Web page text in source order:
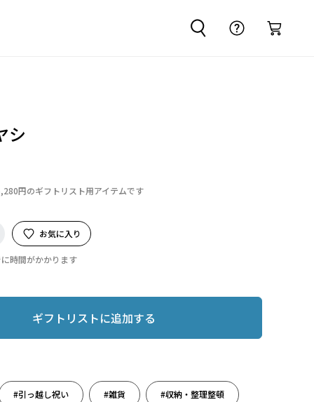
シ
円のギフトリスト用アイテムです
お気に入り
時間がかかります
ギフトリストに追加する
#引っ越し祝い #雑貨 #収納・整理整頓